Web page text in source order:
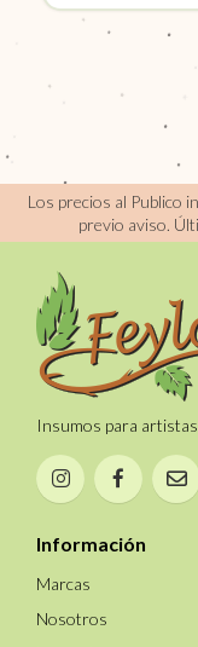
Los precios al Publico
previo aviso.
Insumos para
Información
Marcas
Nosotros